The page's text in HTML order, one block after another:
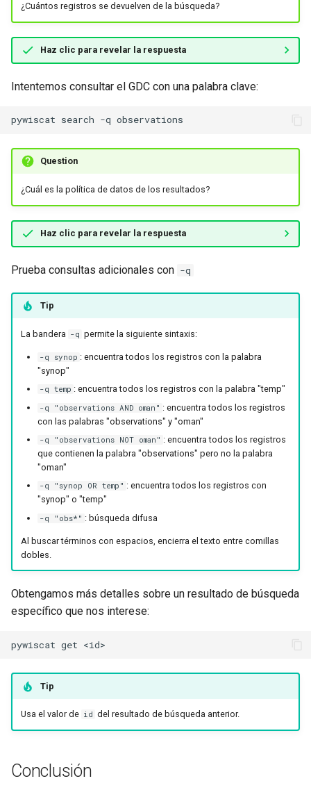
¿Cuántos registros se devuelven de la búsqueda?
Haz clic para revelar la respuesta
Intentemos consultar el GDC con una palabra clave:
pywiscat search -q
Question
¿Cuál es la política de datos de los resultados?
Haz clic para revelar la respuesta
Prueba consultas adicionales con -q
Tip
La bandera -q permite la siguiente sintaxis:
-q synop : encuentra todos los registros con la palabra
"synop"
-q temp : encuentra todos los registros con la palabra "temp"
-q "observations AND oman" : encuentra todos los registros
con las palabras "observations" y "oman"
-q "observations NOT oman" : encuentra todos los registros
que contienen la palabra "observations" pero no la palabra
"oman"
-q "synop OR temp" : encuentra todos los registros con
"synop" o "temp"
-q "obs*" : búsqueda difusa
Al buscar términos con espacios, encierra el texto entre comillas
dobles.
Obtengamos más detalles sobre un resultado de búsqueda
específico que nos interese:
pywiscat get
Tip
Usa el valor de id del resultado de búsqueda anterior.
Conclusión